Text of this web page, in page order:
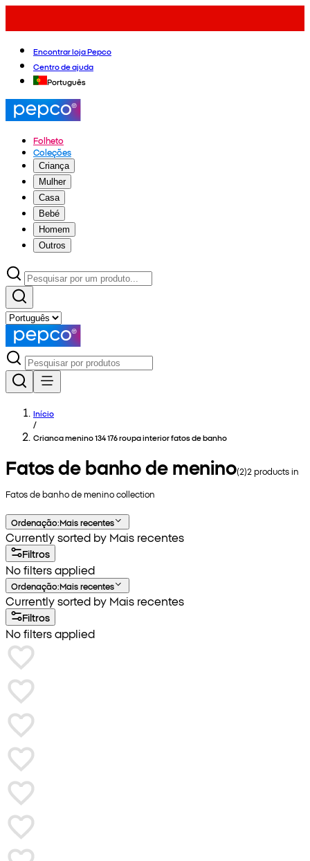
Encontrar loja Pepco
Centro de ajuda
Português
Folheto
Coleções
Criança
Mulher
Casa
Bebé
Homem
Outros
Início
/
Crianca menino 134 176 roupa interior fatos de banho
Fatos de banho de menino(2)2products in
Fatos de banho de meninocollection
Ordenação:Mais recentes
Currently sorted by Mais recentes
Filtros
No filters applied
Ordenação:Mais recentes
Currently sorted by Mais recentes
Filtros
No filters applied